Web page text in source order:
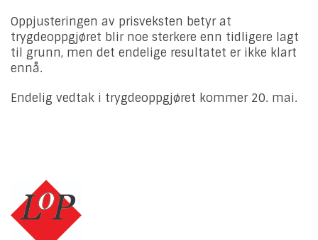
Oppjusteringen av prisveksten betyr at
trygdeoppgjøret blir noe sterkere enn tidligere lagt
til grunn, men det endelige resultatet er ikke klart
ennå.
Endelig vedtak i trygdeoppgjøret kommer 20. mai.